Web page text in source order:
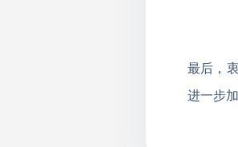
最后，
进一步